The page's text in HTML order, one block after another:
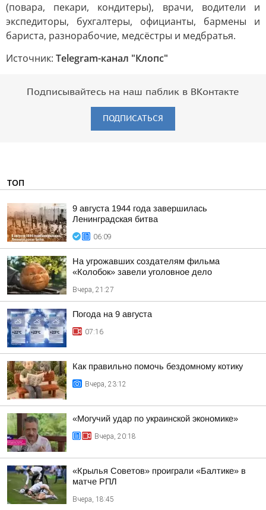
(повара, пекари, кондитеры), врачи, водители и
экспедиторы, бухгалтеры, официанты, бармены и
бариста, разнорабочие, медсёстры и медбратья.
Источник: Telegram-канал "Клопс"
Подписывайтесь на наш паблик в ВКонтакте
ПОДПИСАТЬСЯ
ТОП
9 августа 1944 года завершилась
Ленинградская битва
06:09
На угрожавших создателям фильма
«Колобок» завели уголовное дело
Вчера, 21:27
Погода на 9 августа
07:16
Как правильно помочь бездомному котику
Вчера, 23:12
«Могучий удар по украинской экономике»
Вчера, 20:18
«Крылья Советов» проиграли «Балтике» в
матче РПЛ
Вчера, 18:45